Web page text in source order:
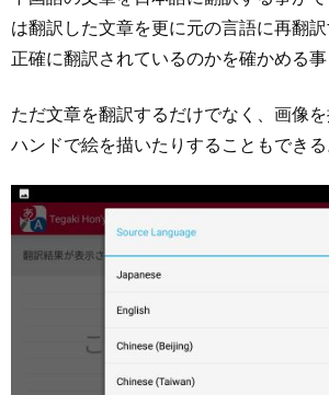
は翻訳した文章を更に元の言語に再翻訳
正確に翻訳されているのかを確かめる事
ただ文章を翻訳するだけでなく、画像
ハンドで絵を描いたりすることもできる